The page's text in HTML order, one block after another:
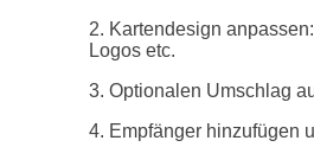
2. Kartendesign
Logos etc.
3. Optionalen Umschlag
4. Empfänger hinzufügen